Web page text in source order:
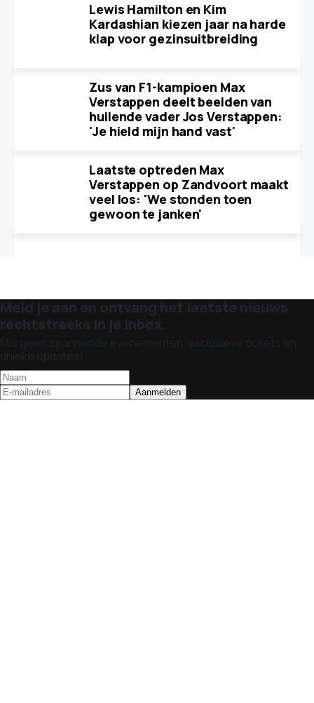
Lewis Hamilton en Kim
Kardashian kiezen jaar na harde
klap voor gezinsuitbreiding
Zus van F1-kampioen Max
Verstappen deelt beelden van
huilende vader Jos Verstappen:
'Je hield mijn hand vast'
Laatste optreden Max
Verstappen op Zandvoort maakt
veel los: 'We stonden toen
gewoon te janken'
Meld je aan en ontvang het laatste nieuws
rechtstreeks in je inbox.
Mis geen spannende evenementen, exclusieve tickets en
unieke updates!